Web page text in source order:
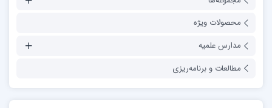
محصولات ویژه
مدارس علمیه
مطالعات و برنامه‌ریزی